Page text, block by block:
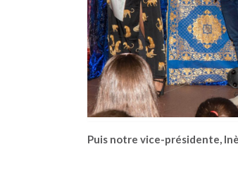
Puis notre vice-présidente,